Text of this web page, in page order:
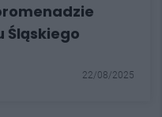
Śląskiego
22/08/2025